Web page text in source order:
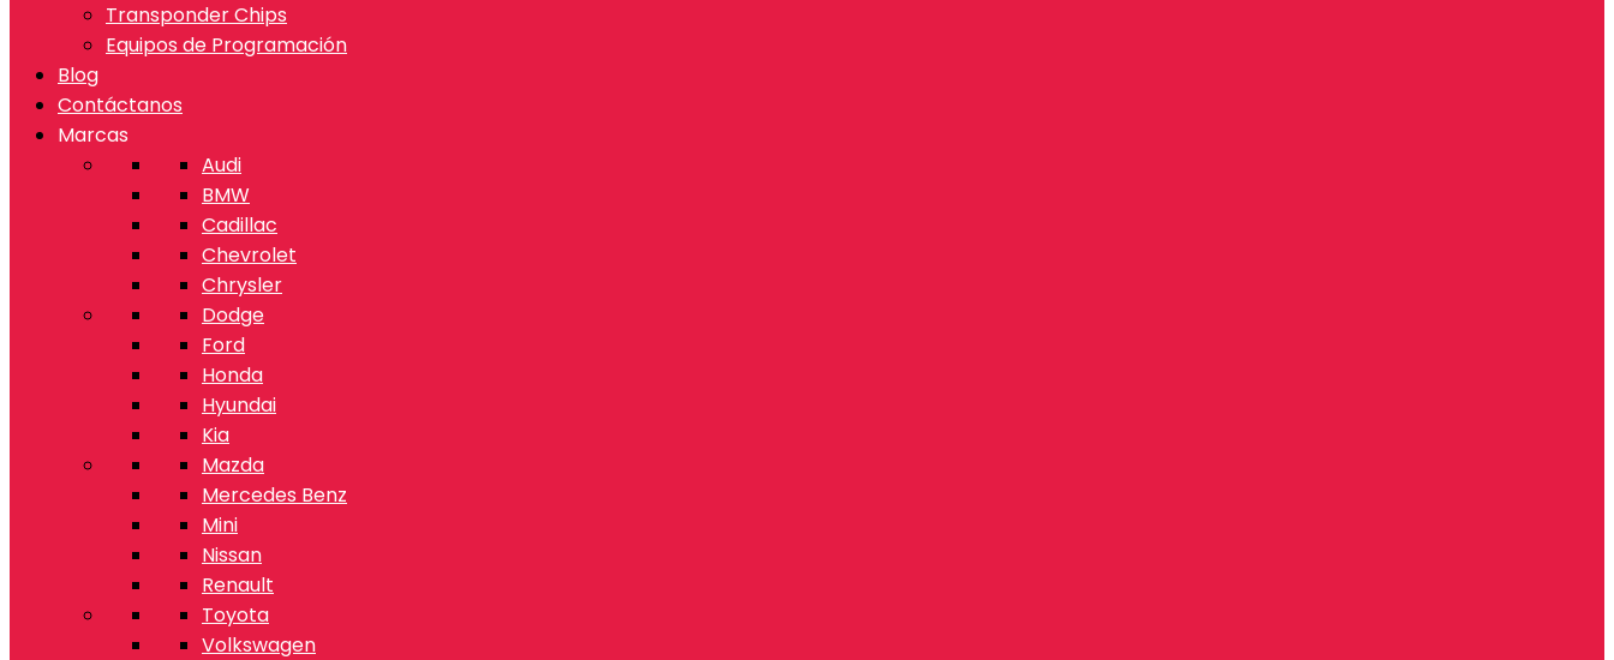
Transponder Chips
Equipos de Programación
Blog
Contáctanos
Marcas
Audi
BMW
Cadillac
Chevrolet
Chrysler
Dodge
Ford
Honda
Hyundai
Kia
Mazda
Mercedes Benz
Mini
Nissan
Renault
Toyota
Volkswagen